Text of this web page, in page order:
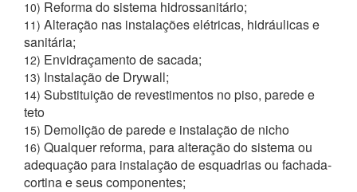
10) Reforma do sistema hidrossanitário;
11) Alteração nas instalações elétricas, hidráulicas e
sanitária;
12) Envidraçamento de sacada;
13) Instalação de Drywall;
14) Substituição de revestimentos no piso, parede e
teto
15) Demolição de parede e instalação de nicho
16) Qualquer reforma, para alteração do sistema ou
adequação para instalação de esquadrias ou fachada-
cortina e seus componentes;